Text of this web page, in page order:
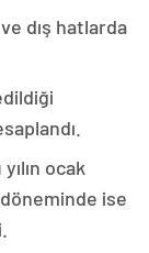
dış hatlarda
ocak
döneminde ise